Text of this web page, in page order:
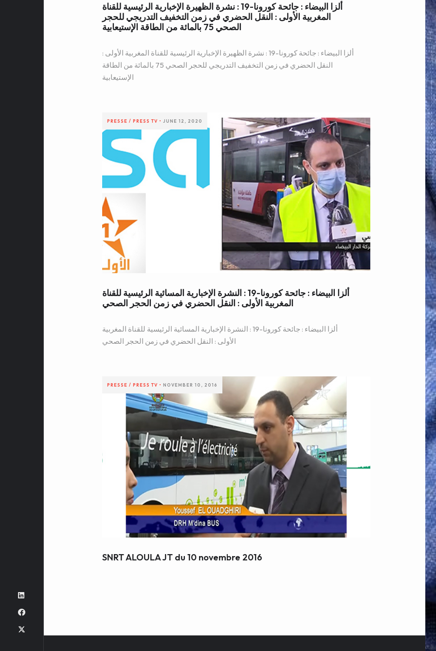
ألزا البيضاء : جائحة كورونا-19 : نشرة الظهيرة الإخبارية الرئيسية للقناة
المغربية الأولى : النقل الحضري في زمن التخفيف التدريجي للحجر
الصحي 75 بالمائة من الطاقة الإستيعابية
ألزا البيضاء : جائحة كورونا-19 : نشرة الظهيرة الإخبارية الرئيسية للقناة المغربية الأولى :
النقل الحضري في زمن التخفيف التدريجي للحجر الصحي 75 بالمائة من الطاقة
PRESSE / PRESSTV • JUNE 12, 2020
ألزا البيضاء : جائحة كورونا-19 : النشرة الإخبارية المسائية الرئيسية للقناة
المغربية الأولى : النقل الحضري في زمن الحجر الصحي
ألزا البيضاء : جائحة كورونا-19 : النشرة الإخبارية المسائية الرئيسية للقناة المغربية
الأولى : النقل الحضري في زمن الحجر الصحي
PRESSE / PRESSTV • NOVEMBER 10, 2016
SNRT ALOULA JT du 10 novembre 2016